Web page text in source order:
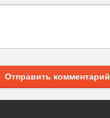
Отправить комментарий